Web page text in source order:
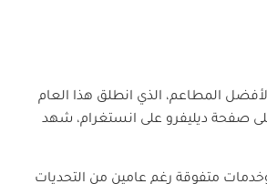
المطاعم، الذي انطلق هذا العام
صفحة ديليفرو على انستغرام، شهد
وخدمات متفوقة رغم عامين من التحديات